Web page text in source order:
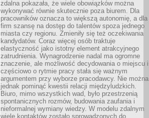
zdalna pokazała, że wiele obowiązków można
wykonywać równie skutecznie poza biurem. Dla
pracowników oznacza to większą autonomię, a dla
firm szansę na dostęp do talentów spoza jednego
miasta czy regionu. Zmieniły się też oczekiwania
kandydatów. Coraz więcej osób traktuje
elastyczność jako istotny element atrakcyjnego
zatrudnienia. Wynagrodzenie nadal ma ogromne
znaczenie, ale możliwość decydowania o miejscu i
częściowo o rytmie pracy stała się ważnym
argumentem przy wyborze pracodawcy. Nie można
jednak pominąć kwestii relacji międzyludzkich.
Biuro, mimo wszystkich wad, było przestrzenią
spontanicznych rozmów, budowania zaufania i
nieformalnej wymiany wiedzy. W modelu zdalnym
wiele kontaktów zostało sprowadzonych do